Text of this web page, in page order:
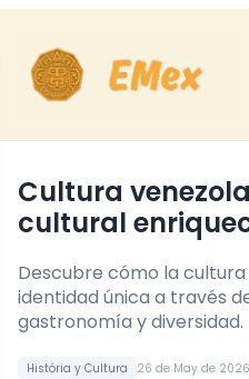
História y Cultura 26 de May de 2026
Cultura venezolana: identidad
cultural
Descubre cómo la
identidad única a través
gastronomía y diversidad.